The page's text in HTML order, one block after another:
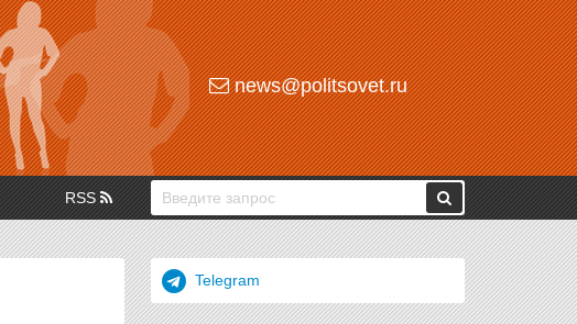
news@politsovet.ru
RSS
Telegram